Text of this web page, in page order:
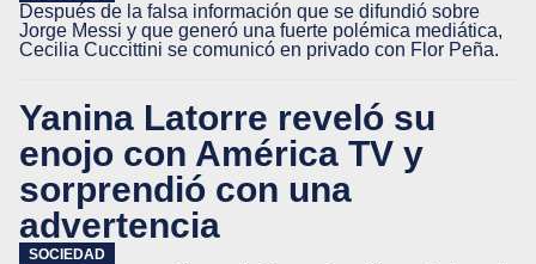
Después de la falsa información que se difundió sobre
Jorge Messi y que generó una fuerte polémica mediática,
Cecilia Cuccittini se comunicó en privado con Flor Peña.
Yanina Latorre reveló su
enojo con América TV y
sorprendió con una
advertencia
SOCIEDAD